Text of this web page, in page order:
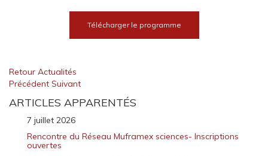
Télécharger le programme
Retour Actualités
Précédent Suivant
ARTICLES APPARENTÉS
7 juillet 2026
Rencontre du Réseau Muframex sciences- Inscriptions
ouvertes